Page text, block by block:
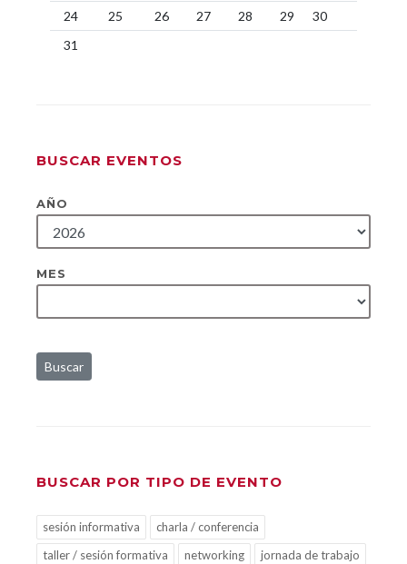
24
25 26 27 28 29
30
31
BUSCAR EVENTOS
AÑO
MES
Buscar
BUSCAR POR TIPO DE EVENTO
sesión informativa
charla / conferencia
taller / sesión formativa
networking
jornada de trabajo